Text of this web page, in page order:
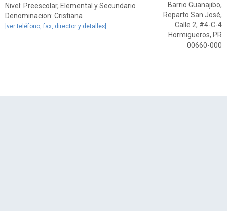
Nivel: Preescolar, Elemental y Secundario
Denominacion: Cristiana
[ver teléfono, fax, director y detalles]
Barrio Guanajibo,
Reparto San José,
Calle 2, #4-C-4
Hormigueros, PR
00660-000